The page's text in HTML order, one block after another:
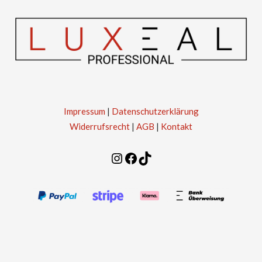
Impressum | Datenschutzerklärung
Widerrufsrecht | AGB | Kontakt
Instagram
Facebook